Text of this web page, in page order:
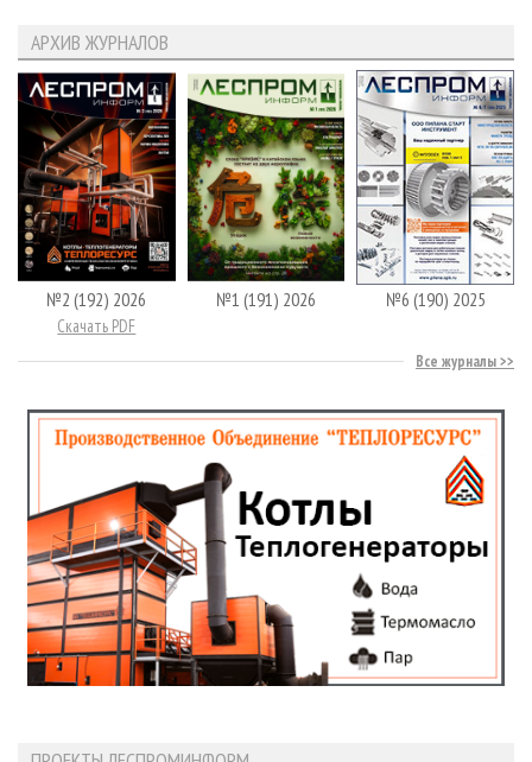
АРХИВ ЖУРНАЛОВ
№2 (192) 2026
Скачать PDF
№1 (191) 2026 №6 (190) 2025
Все журналы